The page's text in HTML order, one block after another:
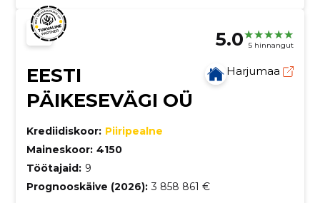
5.0 5 hinnangut
EESTI
PÄIKESEVÄGI OÜ
Harjumaa
Krediidiskoor: Piiripealne
Maineskoor: 4150
Töötajaid: 9
Prognooskäive (2026): 3 858 861 €